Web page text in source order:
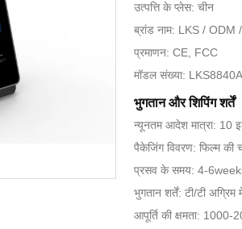
उत्पत्ति के प्लेस: चीन
ब्रांड नाम: LKS / ODM
प्रमाणन: CE, FCC
मॉडल संख्या: LKS8840A
भुगतान और शिपिंग शर्तें
न्यूनतम आदेश मात्रा: 10
पैकेजिंग विवरण: फिल्म
प्रसव के समय: 4-
भुगतान शर्तें: टी/टी अग्रिम
आपूर्ति की क्षमता: 1000-